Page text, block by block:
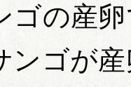
ゴの産
ンゴが